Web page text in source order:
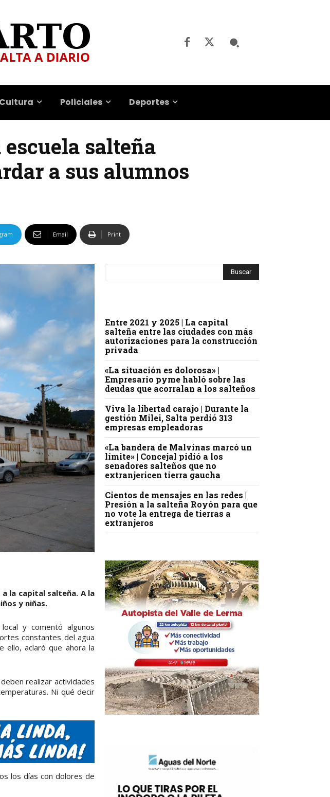
Cultura Policiales Deportes
escuela salteña
a sus alumnos
Email Print
a la capital salteña. A la
y niñas.
y comentó algunos
constantes del agua
ello, aclaró que ahora la
realizar actividades
Ni qué decir
los días con dolores de
Entre 2021 y 2025 | La capital
salteña entre las ciudades con más
autorizaciones para la construcción
privada
«La situación es dolorosa» |
Empresario pyme habló sobre las
deudas que acorralan a los salteños
Viva la libertad carajo | Durante la
gestión Milei, Salta perdió 313
empresas empleadoras
«La bandera de Malvinas marcó un
límite» | Concejal pidió a los
senadores salteños que no
extranjericen tierra gaucha
Cientos de mensajes en las redes |
Presión a la salteña Royón para que
no vote la entrega de tierras a
extranjeros